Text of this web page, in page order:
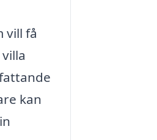
vill få
kan